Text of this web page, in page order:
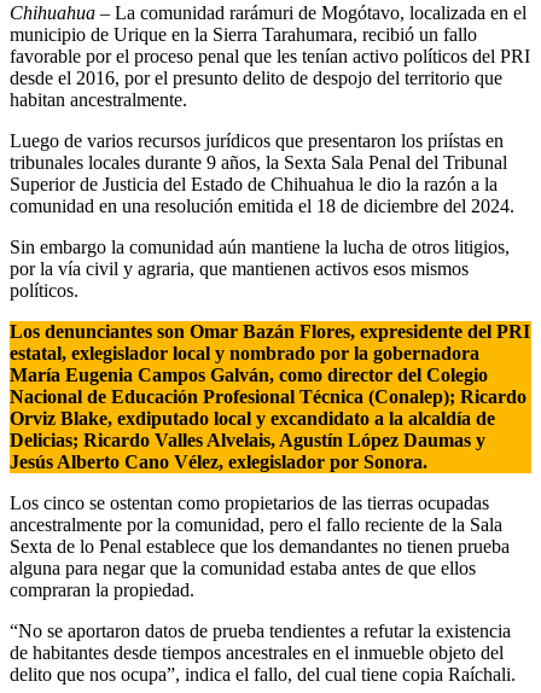
Chihuahua – La comunidad rarámuri de Mogótavo, localizada en el
municipio de Urique en la Sierra Tarahumara, recibió un fallo
favorable por el proceso penal que les tenían activo políticos del PRI
desde el 2016, por el presunto delito de despojo del territorio que
habitan ancestralmente.
Luego de varios recursos jurídicos que presentaron los priístas en
tribunales locales durante 9 años, la Sexta Sala Penal del Tribunal
Superior de Justicia del Estado de Chihuahua le dio la razón a la
comunidad en una resolución emitida el 18 de diciembre del 2024.
Sin embargo la comunidad aún mantiene la lucha de otros litigios,
por la vía civil y agraria, que mantienen activos esos mismos
políticos.
Los denunciantes son Omar Bazán Flores, expresidente del PRI
estatal, exlegislador local y nombrado por la gobernadora
María Eugenia Campos Galván, como director del Colegio
Nacional de Educación Profesional Técnica (Conalep); Ricardo
Orviz Blake, exdiputado local y excandidato a la alcaldía de
Delicias; Ricardo Valles Alvelais, Agustín López Daumas y
Jesús Alberto Cano Vélez, exlegislador por Sonora.
Los cinco se ostentan como propietarios de las tierras ocupadas
ancestralmente por la comunidad, pero el fallo reciente de la Sala
Sexta de lo Penal establece que los demandantes no tienen prueba
alguna para negar que la comunidad estaba antes de que ellos
compraran la propiedad.
“No se aportaron datos de prueba tendientes a refutar la existencia
de habitantes desde tiempos ancestrales en el inmueble objeto del
delito que nos ocupa”, indica el fallo, del cual tiene copia Raíchali.